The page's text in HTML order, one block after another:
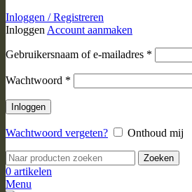
Inloggen / Registreren
Inloggen Account aanmaken
Gebruikersnaam of e-mailadres *
Wachtwoord *
Inloggen
Wachtwoord vergeten? Onthoud mij
Zoeken
0 artikelen
Menu